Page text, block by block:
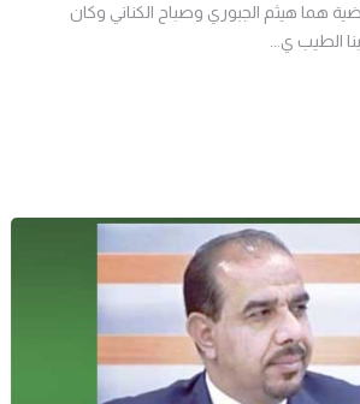
هما هيثم الجبوري وصباح الكناني وكان
الطيب ي...